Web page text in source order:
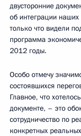
двусторонние
об интеграции
только что видели
программа
2012 годы.
Особо отмечу
состоявшихся
Главное, что
документе, – это
сотрудничество по
конкретных